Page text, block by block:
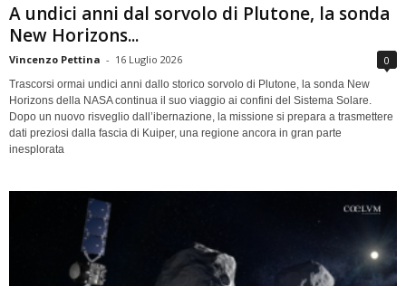
A undici anni dal sorvolo di Plutone, la sonda
New Horizons...
Vincenzo Pettina - 16 Luglio 2026 0
Trascorsi ormai undici anni dallo storico sorvolo di Plutone, la sonda New
Horizons della NASA continua il suo viaggio ai confini del Sistema Solare.
Dopo un nuovo risveglio dall’ibernazione, la missione si prepara a trasmettere
dati preziosi dalla fascia di Kuiper, una regione ancora in gran parte
inesplorata